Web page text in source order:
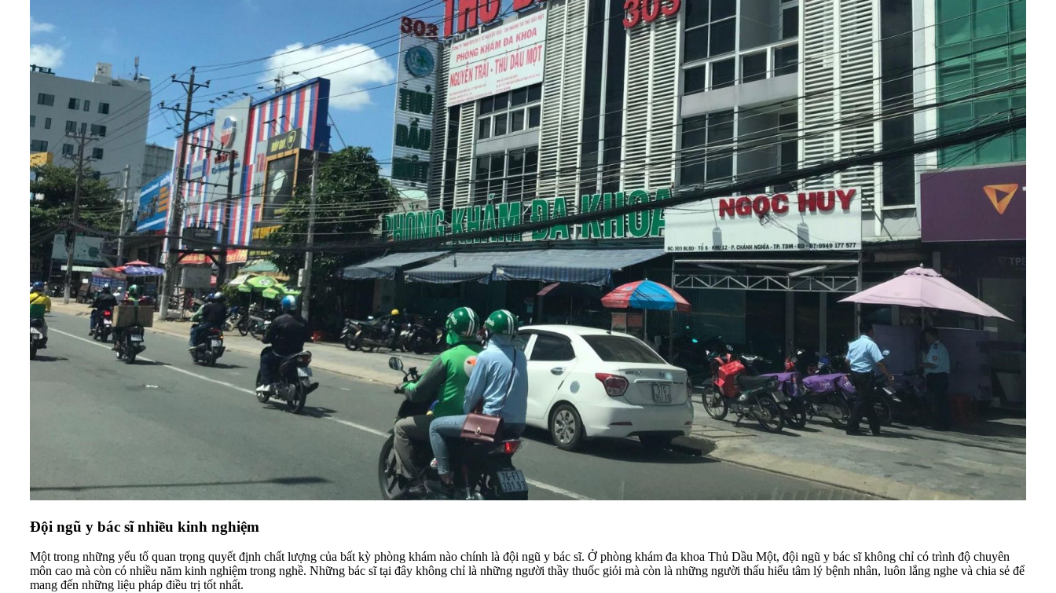
Đội ngũ y bác sĩ nhiều kinh nghiệm
Một trong những yếu tố quan trọng quyết định chất lượng của bất kỳ phòng khám nào chính là đội ngũ y bác sĩ. Ở phòng khám đa khoa Thủ Dầu Một, đội ngũ y bác sĩ không chỉ có trình độ chuyên
môn cao mà còn có nhiều năm kinh nghiệm trong nghề. Những bác sĩ tại đây không chỉ là những người thầy thuốc giỏi mà còn là những người thấu hiểu tâm lý bệnh nhân, luôn lắng nghe và chia sẻ để
mang đến những liệu pháp điều trị tốt nhất.